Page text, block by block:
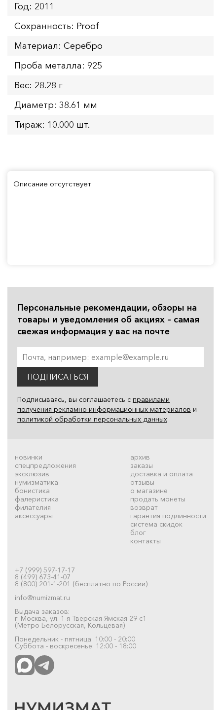
Год: 2011
Сохранность: Proof
Материал: Серебро
Проба металла: 925
Вес: 28.28 г
Диаметр: 38.61 мм
Тираж: 10.000 шт.
Описание отсутствует
Персональные рекомендации, обзоры на
товары и уведомления об акциях – самая
свежая информация у вас на почте
ПОДПИСАТЬСЯ
Подписываясь, вы соглашаетесь с правилами
получения рекламно-информационных материалов и
политикой обработки персональных данных
новинки
спецпредложения
эксклюзив
нумизматика
бонистика
фалеристика
филателия
аксессуары
архив
заказы
доставка и оплата
отзывы
о магазине
продать монеты
возврат
гарантия подлинности
система скидок
блог
контакты
+7 (999) 597-17-17
8 (499) 673-41-07
8 (800) 201-1-201 (бесплатно по России)
info@numizmat.ru
Выдача заказов:
г. Москва, ул. 1-я Тверская-Ямская 29 с1
(Метро Белорусская, Кольцевая)
Понедельник - пятница: 10:00 - 20:00
Суббота - воскресенье: 12:00 - 18:00